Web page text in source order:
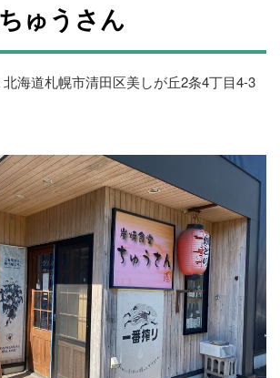
ゅうさん
海道札幌市清田区美しが丘2条4丁目4-3